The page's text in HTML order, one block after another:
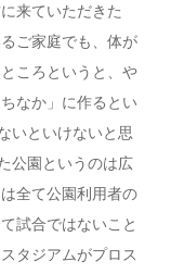
来ていただきた
ご家庭でも、体が
ころというと、や
なか」に作るとい
いといけないと思
公園というのは広
全て公園利用者の
試合ではないこと
タジアムがプロス